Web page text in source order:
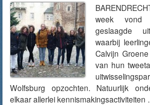
week
geslaagde
waarbij
Calvijn
van hun
Wolfsburg opzochten. Natuurlijk
elkaar allerlei kennismakingsactiviteiten